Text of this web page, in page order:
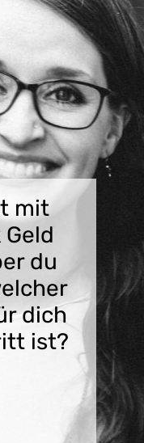
mit
du
dich
ist?